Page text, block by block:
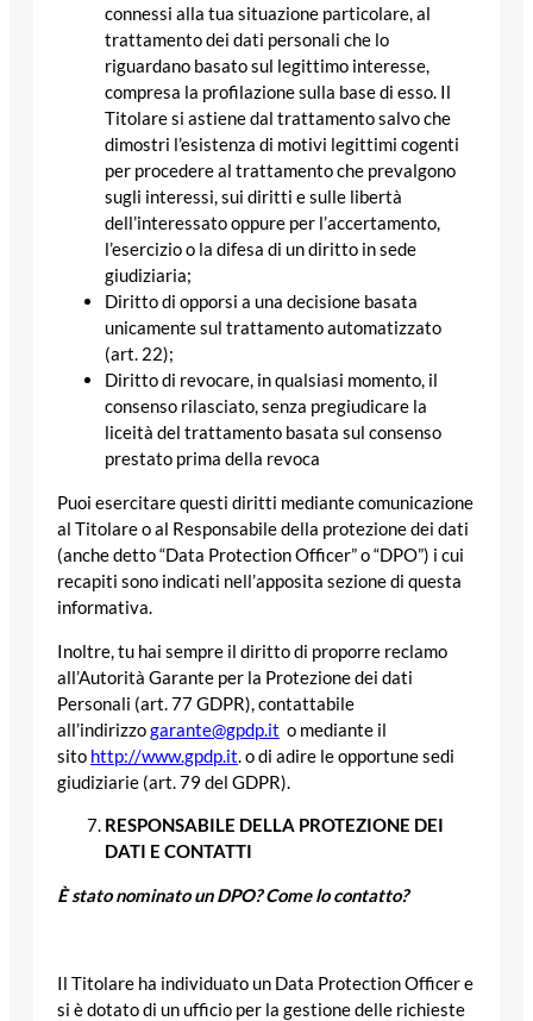
connessi alla tua situazione particolare, al
trattamento dei dati personali che lo
riguardano basato sul legittimo interesse,
compresa la profilazione sulla base di esso. Il
Titolare si astiene dal trattamento salvo che
dimostri l’esistenza di motivi legittimi cogenti
per procedere al trattamento che prevalgono
sugli interessi, sui diritti e sulle libertà
dell’interessato oppure per l’accertamento,
l’esercizio o la difesa di un diritto in sede
giudiziaria;
Diritto di opporsi a una decisione basata
unicamente sul trattamento automatizzato
(art. 22);
Diritto di revocare, in qualsiasi momento, il
consenso rilasciato, senza pregiudicare la
liceità del trattamento basata sul consenso
prestato prima della revoca
Puoi esercitare questi diritti mediante comunicazione
al Titolare o al Responsabile della protezione dei dati
(anche detto “Data Protection Officer” o “DPO”) i cui
recapiti sono indicati nell’apposita sezione di questa
informativa.
Inoltre, tu hai sempre il diritto di proporre reclamo
all’Autorità Garante per la Protezione dei dati
Personali (art. 77 GDPR), contattabile
all’indirizzogarante@gpdp.it o mediante il
sito http://www.gpdp.it . o di adire le opportune sedi
giudiziarie (art. 79 del GDPR).
RESPONSABILE DELLA PROTEZIONE DEI
DATI E CONTATTI
È stato nominato un DPO? Come lo contatto?
Il Titolare ha individuato un Data Protection Officer e
si è dotato di un ufficio per la gestione delle richieste